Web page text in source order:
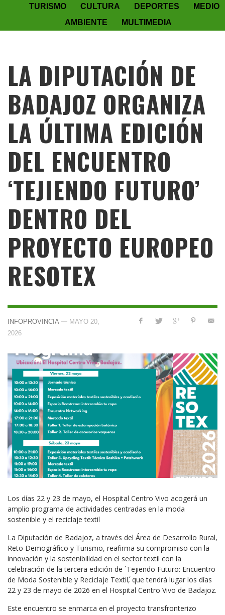
TURISMO
CULTURA DEPORTES
MEDIO
AMBIENTE
MULTIMEDIA
LA DIPUTACIÓN DE
BADAJOZ ORGANIZA
LA ÚLTIMA EDICIÓN
DEL ENCUENTRO
‘TEJIENDO FUTURO’
DENTRO DEL
PROYECTO EUROPEO
RESOTEX
INFOPROVINCIA — MAYO 20,
2026
Los días 22 y 23 de mayo, el Hospital Centro Vivo acogerá un
amplio programa de actividades centradas en la moda
sostenible y el reciclaje textil
La Diputación de Badajoz, a través del Área de Desarrollo Rural,
Reto Demográfico y Turismo, reafirma su compromiso con la
innovación y la sostenibilidad en el sector textil con la
celebración de la tercera edición de ´Tejiendo Futuro: Encuentro
de Moda Sostenible y Reciclaje Textil, que tendrá lugar los días
22 y 23 de mayo de 2026 en el Hospital Centro Vivo de Badajoz.
Este encuentro se enmarca en el proyecto transfronterizo